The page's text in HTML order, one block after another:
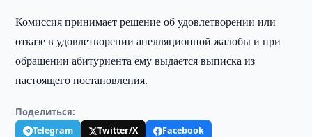
Комиссия принимает решение об удовлетворении или
отказе в удовлетворении апелляционной жалобы и при
обращении абитуриента ему выдается выписка из
настоящего постановления.
Поделиться:
Telegram Twitter/X
Facebook